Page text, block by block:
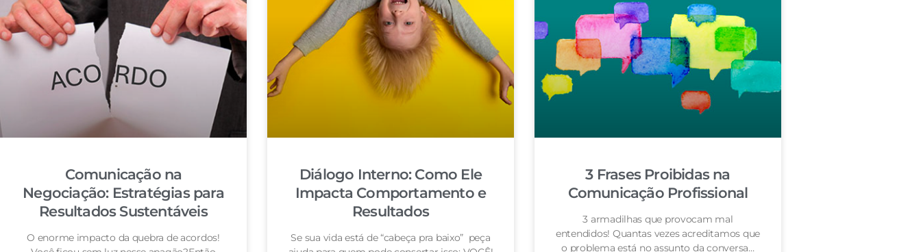
Comunicação na
Negociação: Estratégias para
Resultados Sustentáveis
O enorme impacto da quebra de acordos!
Diálogo Interno: Como Ele
Impacta Comportamento e
Resultados
Se sua vida está de “cabeça pra baixo” peça
3 Frases Proibidas na
Comunicação Profissional
3 armadilhas que provocam mal
entendidos! Quantas vezes acreditamos que
o problema está no assunto da conversa…